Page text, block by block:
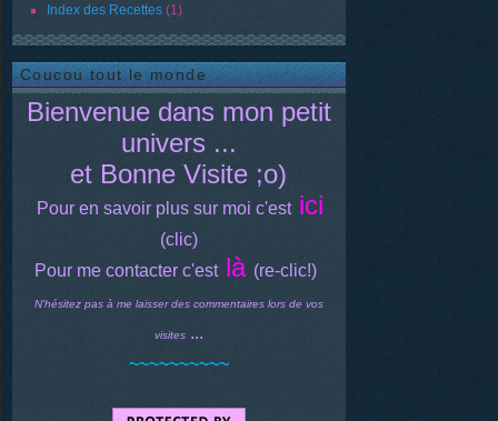
Index des Recettes (1)
Coucou tout le monde
Bienvenue dans mon petit
univers ...
et Bonne Visite ;o)
Pour en savoir plus sur moi c'est ici
(clic)
Pour me contacter c'est là (re-clic!)
N'hésitez pas à me laisser des commentaires lors de vos
visites ...
~~~~~~~~~~